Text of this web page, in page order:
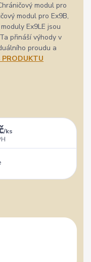
modul pro
modul pro Ex9B,
Ex9LE jsou
přináší výhody v
proudu a
PRODUKTU
/ks